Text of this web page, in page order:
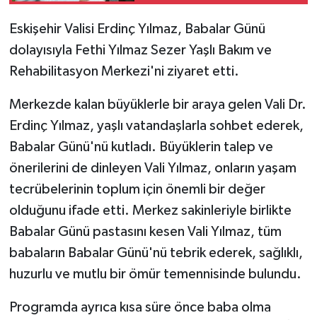
Eskişehir Valisi Erdinç Yılmaz, Babalar Günü
dolayısıyla Fethi Yılmaz Sezer Yaşlı Bakım ve
Rehabilitasyon Merkezi'ni ziyaret etti.
Merkezde kalan büyüklerle bir araya gelen Vali Dr.
Erdinç Yılmaz, yaşlı vatandaşlarla sohbet ederek,
Babalar Günü'nü kutladı. Büyüklerin talep ve
önerilerini de dinleyen Vali Yılmaz, onların yaşam
tecrübelerinin toplum için önemli bir değer
olduğunu ifade etti. Merkez sakinleriyle birlikte
Babalar Günü pastasını kesen Vali Yılmaz, tüm
babaların Babalar Günü'nü tebrik ederek, sağlıklı,
huzurlu ve mutlu bir ömür temennisinde bulundu.
Programda ayrıca kısa süre önce baba olma